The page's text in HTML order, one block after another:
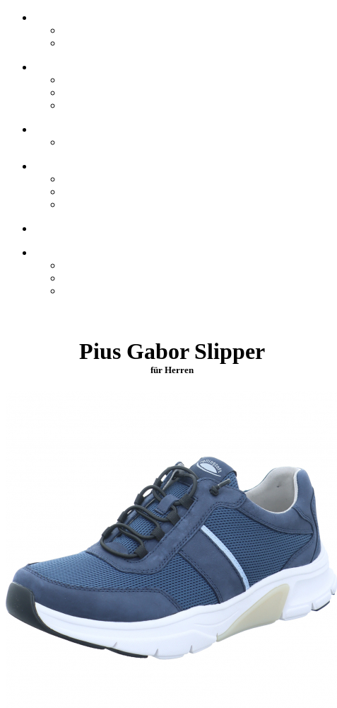
Pius Gabor Slipper
für Herren